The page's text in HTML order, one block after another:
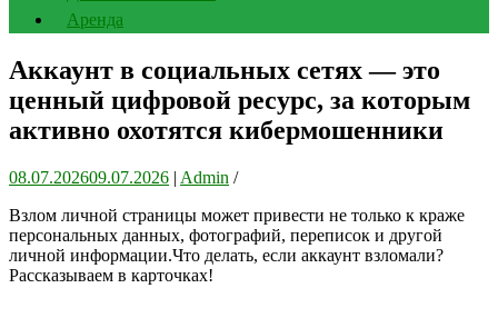
Аренда
Аккаунт в социальных сетях — это
ценный цифровой ресурс, за которым
активно охотятся кибермошенники
08.07.202609.07.2026 | Admin /
Взлом личной страницы может привести не только к краже
персональных данных, фотографий, переписок и другой
личной информации.Что делать, если аккаунт взломали?
Рассказываем в карточках!